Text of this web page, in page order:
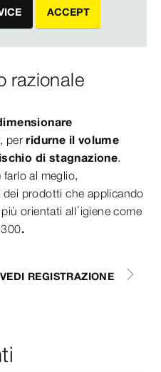
ACCEPT
razionale
perridurne il volume
di stagnazione.
al meglio,
prodotti che applicando
orientati all’igiene come
.
VEDI REGISTRAZIONE